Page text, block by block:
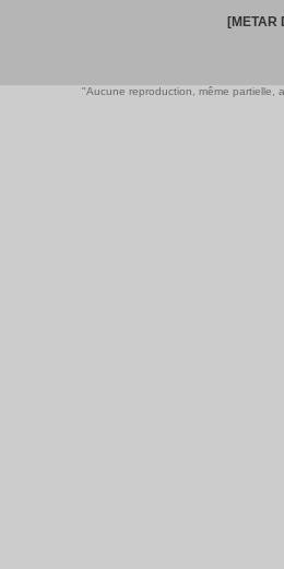
[METAR
"Aucune reproduction, même partielle,